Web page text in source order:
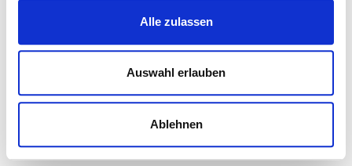
Alle zulassen
Auswahl erlauben
Ablehnen